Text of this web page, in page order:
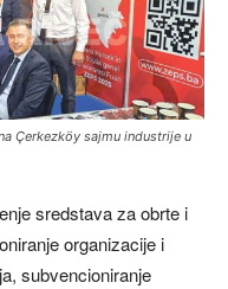
Çerkezköy sajmu industrije u
sredstava za obrte i
organizacije i
subvencioniranje